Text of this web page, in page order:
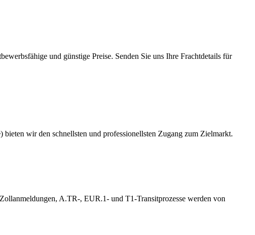
und günstige Preise. Senden Sie uns Ihre Frachtdetails für
wir den schnellsten und professionellsten Zugang zum Zielmarkt.
A.TR-, EUR.1- und T1-Transitprozesse werden von